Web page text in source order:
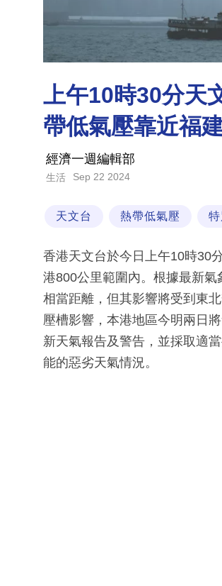
上午10時30分天
帶低氣壓靠近福
經濟一週編輯部
生活 Sep 22 2024
天文台 熱帶低氣壓
香港天文台於今日上午10時30
港800公里範圍內。根據最新
相當距離，但其影響將受到東
壓槽影響，本港地區今明兩日
新天氣報告及警告，並採取適
能的惡劣天氣情況。